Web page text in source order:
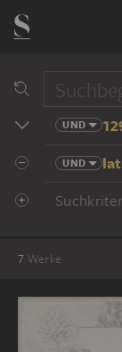
UND
UND
7 Werke